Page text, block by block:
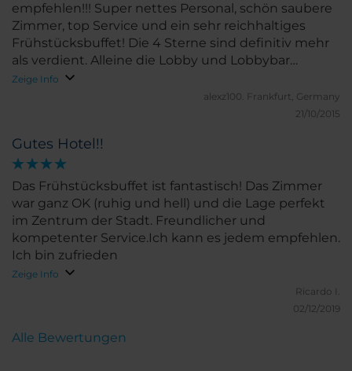
empfehlen!!! Super nettes Personal, schön saubere
Zimmer, top Service und ein sehr reichhaltiges
Frühstücksbuffet! Die 4 Sterne sind definitiv mehr
als verdient. Alleine die Lobby und Lobbybar
machen einiges her und das Personal ist immer top
Zeige Info
alexz100.
Frankfurt, Germany
21/10/2015
Gutes Hotel!!
Das Frühstücksbuffet ist fantastisch! Das Zimmer
war ganz OK (ruhig und hell) und die Lage perfekt
im Zentrum der Stadt. Freundlicher und
kompetenter Service.Ich kann es jedem empfehlen.
Ich bin zufrieden
Zeige Info
Ricardo I.
02/12/2019
Alle Bewertungen